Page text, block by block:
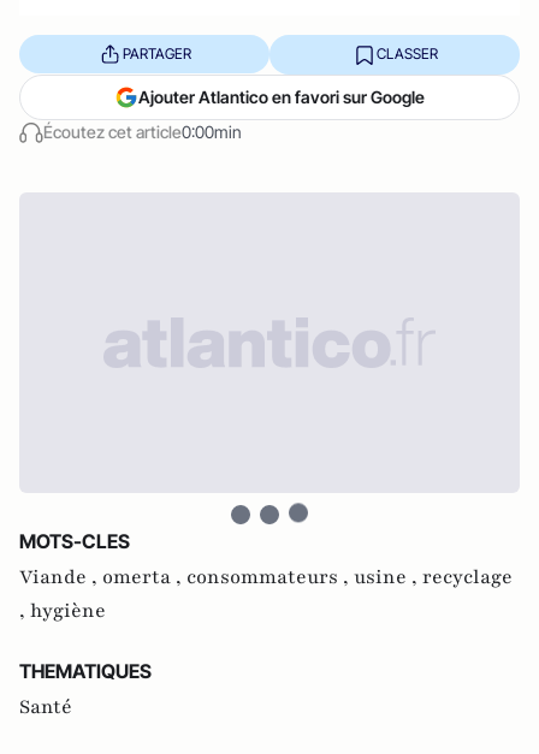
Écoutez cet article0:00min
PARTAGER CLASSER
Ajouter Atlantico en favori sur Google
MOTS-CLES
Viande , omerta , consommateurs , usine , recyclage
, hygiène
THEMATIQUES
Santé